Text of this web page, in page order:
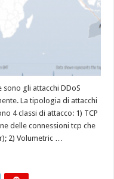
gli attacchi DDoS
La tipologia di attacchi
4 classi di attacco: 1) TCP
delle connessioni tcp che
2) Volumetric …